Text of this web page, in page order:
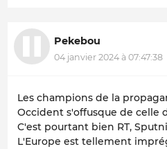
Pekebou
04 janvier 2024 à 07:47:38
Les champions de la
Occident s'offusque de celle
C'est pourtant bien RT,
L'Europe est tellement